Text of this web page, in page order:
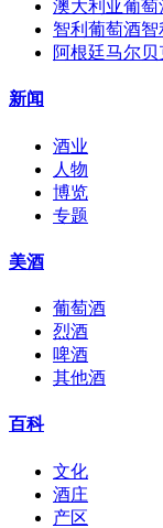
澳大利亚葡
智利葡萄酒
阿根廷马尔
新闻
酒业
人物
博览
专题
美酒
葡萄酒
烈酒
啤酒
其他酒
百科
文化
酒庄
产区